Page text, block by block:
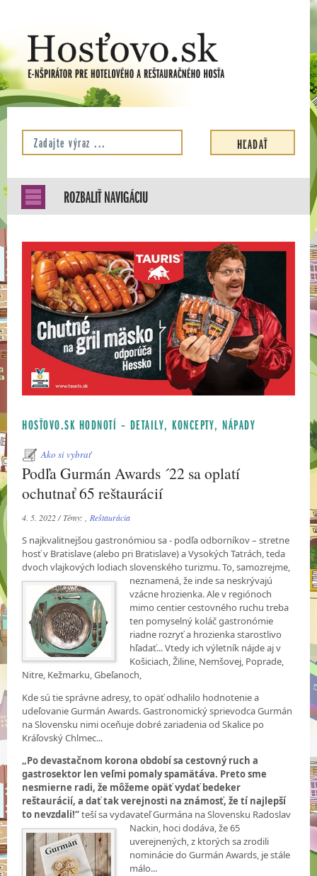
ROZBALIŤ NAVIGÁCIU
HOSŤOVO.SK HODNOTÍ – DETAILY, KONCEPTY, NÁPADY
Ako si vybrať
Podľa Gurmán Awards ´22 sa oplatí
ochutnať 65 reštaurácií
4. 5. 2022 / Témy: ,Reštaurácia
S najkvalitnejšou gastronómiou sa - podľa odborníkov – stretne
hosť v Bratislave (alebo pri Bratislave) a Vysokých Tatrách, teda
dvoch vlajkových lodiach slovenského turizmu. To,samozrejme,
neznamená, že inde sa neskrývajú
vzácne hrozienka. Ale v regiónoch
mimo centier cestovného ruchu treba
ten pomyselný koláč gastronómie
riadne rozryť a hrozienka starostlivo
hľadať... Vtedy ich výletník nájde aj v
Košiciach, Žiline, Nemšovej, Poprade,
Nitre, Kežmarku, Gbeľanoch,
Kde sú tie správne adresy, to opäť odhalilo hodnotenie a
udeľovanie Gurmán Awards. Gastronomický sprievodca Gurmán
na Slovensku nimi oceňuje dobré zariadenia od Skalice po
Kráľovský Chlmec...
„Po devastačnom korona období sa cestovný ruch a
gastrosektor len veľmi pomaly spamätáva. Preto sme
nesmierne radi, že môžeme opäť vydať bedeker
reštaurácií, a dať tak verejnosti na známosť, že tí najlepší
to nevzdali!“teší sa vydavateľ Gurmána naSlovensku Radoslav
Nackin, hoci dodáva, že 65
uverejnených, z ktorých sa zrodili
nominácie do Gurmán Awards, je stále
málo...